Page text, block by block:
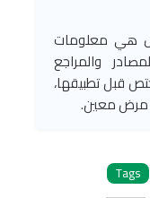
هي معلومات
والمراجع
قبل تطبيقها،
مرض معين.
Tags